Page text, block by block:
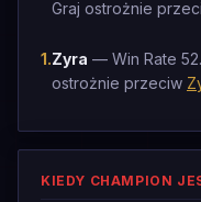
Graj ostrożnie
1.Zyra — Win Rate
ostrożnie przeciw
KIEDY CHAMPION